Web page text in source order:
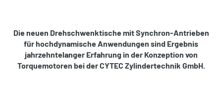
Die neuen Drehschwenktische mit Synchron-Antrieben
für hochdynamische Anwendungen sind Ergebnis
jahrzehntelanger Erfahrung in der Konzeption von
Torquemotoren bei der CYTEC Zylindertechnik GmbH.